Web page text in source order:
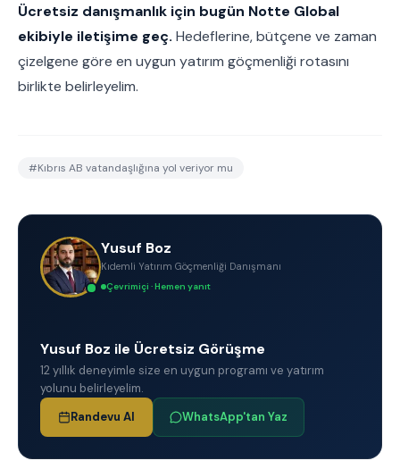
Ücretsiz danışmanlık için bugün Notte Global
ekibiyle iletişime geç. Hedeflerine, bütçene ve zaman
çizelgene göre en uygun yatırım göçmenliği rotasını
birlikte belirleyelim.
#Kıbrıs AB vatandaşlığına yol veriyor mu
Yusuf Boz
Kıdemli Yatırım Göçmenliği Danışmanı
Çevrimiçi · Hemen yanıt
Yusuf Boz ile Ücretsiz Görüşme
12 yıllık deneyimle size en uygun programı ve yatırım
yolunu belirleyelim.
Randevu Al
WhatsApp'tan Yaz